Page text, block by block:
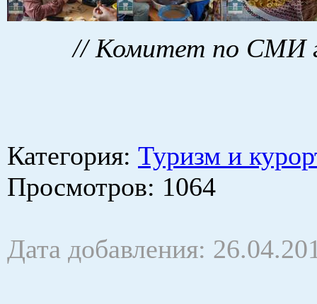
// Комитет по СМИ
Категория: Туризм и
Просмотров: 1064
Дата добавления: